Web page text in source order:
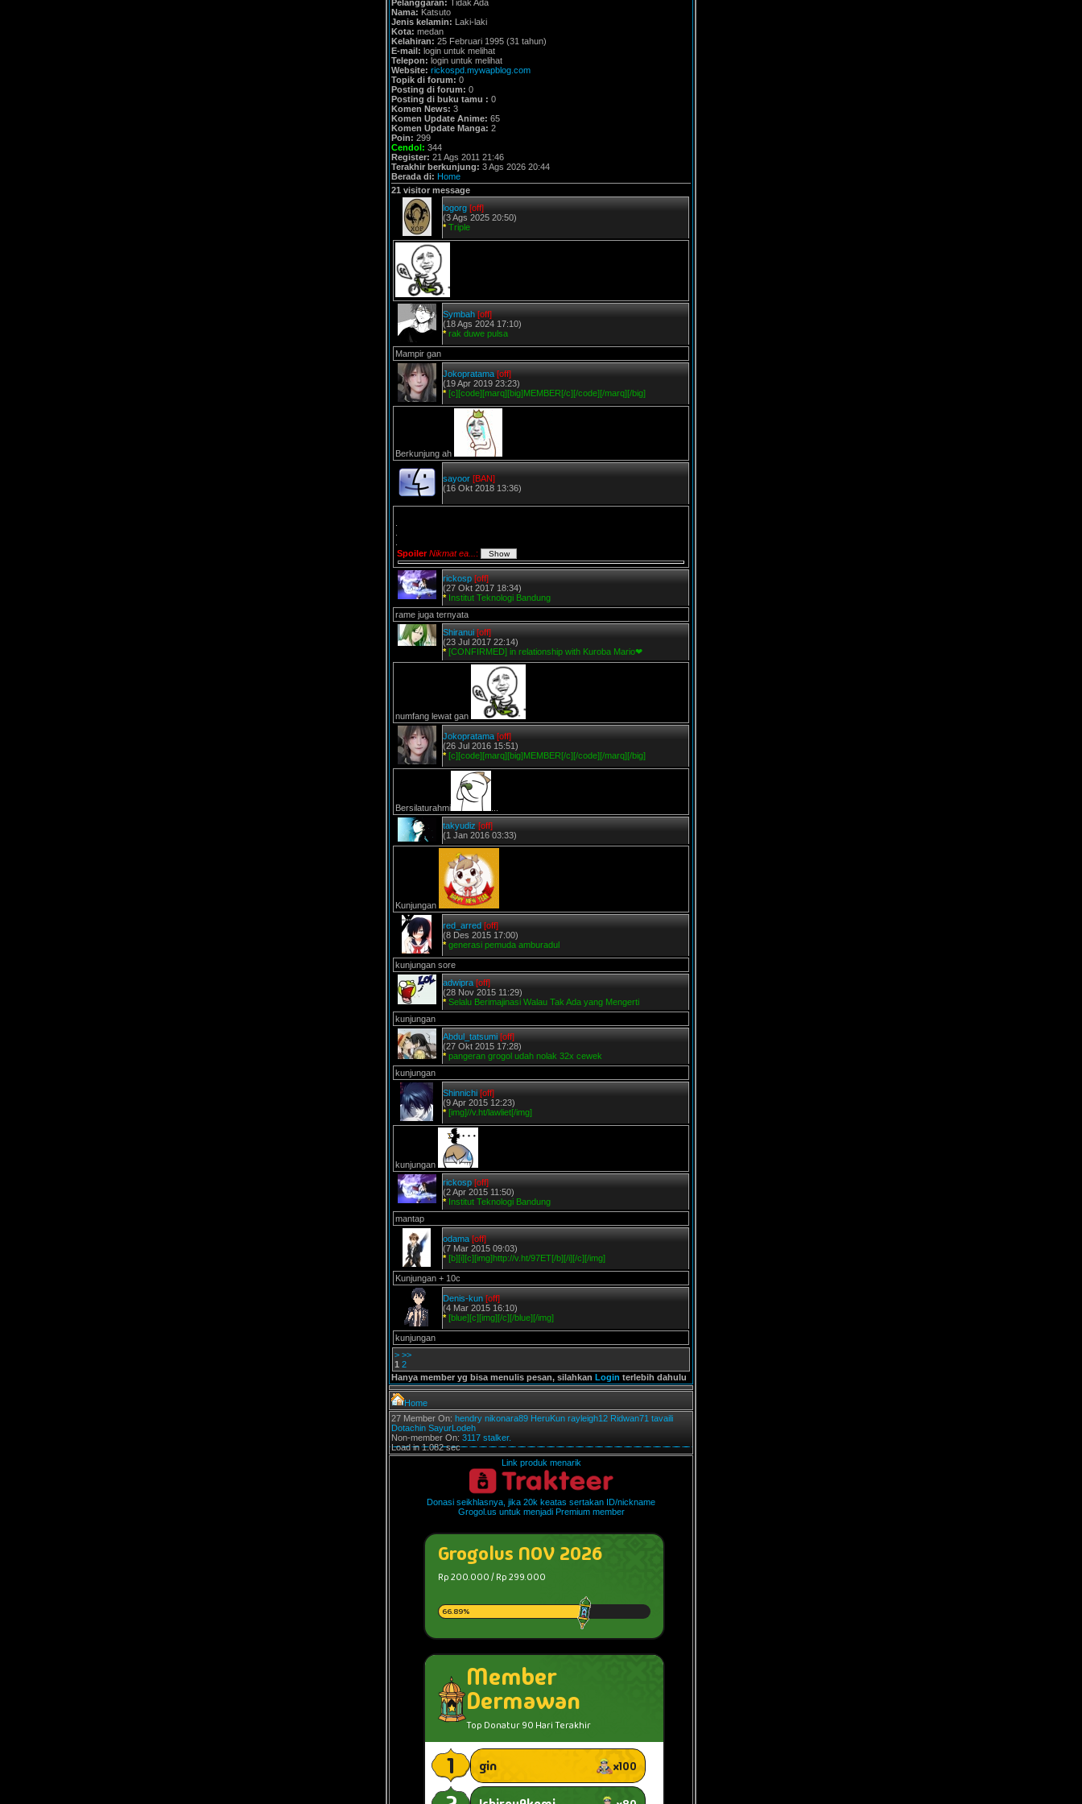
Pelanggaran: Tidak Ada
Nama: Katsuto
Jenis kelamin: Laki-laki
Kota: medan
Kelahiran: 25 Februari 1995 (31 tahun)
E-mail: login untuk melihat
Telepon: login untuk melihat
Website: rickospd.mywapblog.com
Topik di forum: 0
Posting di forum: 0
Posting di buku tamu : 0
Komen News: 3
Komen Update Anime: 65
Komen Update Manga: 2
Poin: 299
Cendol: 344
Register: 21 Ags 2011 21:46
Terakhir berkunjung: 3 Ags 2026 20:44
Berada di: Home
21 visitor message
logorg [off]
(3 Ags 2025 20:50)
* Triple
Symbah [off]
(18 Ags 2024 17:10)
* rak duwe pulsa
Mampir gan
Jokopratama [off]
(19 Apr 2019 23:23)
* [c][code][marq][big]MEMBER[/c][/code][/marq][/big]
Berkunjung ah
sayoor [BAN]
(16 Okt 2018 13:36)
Spoiler Nikmat ea... :
rickosp [off]
(27 Okt 2017 18:34)
* Institut Teknologi Bandung
rame juga ternyata
Shiranui [off]
(23 Jul 2017 22:14)
* [CONFIRMED] in relationship with Kuroba Mario❤
numfang lewat gan
Jokopratama [off]
(26 Jul 2016 15:51)
* [c][code][marq][big]MEMBER[/c][/code][/marq][/big]
Bersilaturahmi
takyudiz [off]
(1 Jan 2016 03:33)
Kunjungan
red_arred [off]
(8 Des 2015 17:00)
* generasi pemuda amburadul
kunjungan sore
adwipra [off]
(28 Nov 2015 11:29)
* Selalu Berimajinasi Walau Tak Ada yang Mengerti
kunjungan
Abdul_tatsumi [off]
(27 Okt 2015 17:28)
* pangeran grogol udah nolak 32x cewek
kunjungan
Shinnichi [off]
(9 Apr 2015 12:23)
* [img]//v.ht/lawliet[/img]
kunjungan
rickosp [off]
(2 Apr 2015 11:50)
* Institut Teknologi Bandung
mantap
odama [off]
(7 Mar 2015 09:03)
* [b][i][c][img]http://v.ht/97ET[/b][/i][/c][/img]
Kunjungan + 10c
Denis-kun [off]
(4 Mar 2015 16:10)
* [blue][c][img][/c][/blue][/img]
kunjungan
> >>
1 2
Hanya member yg bisa menulis pesan, silahkan Login terlebih dahulu
Home
27 Member On: hendry nikonara89 HeruKun rayleigh12 Ridwan71 tavaili
Dotachin SayurLodeh
Non-member On: 3117 stalker.
Load in 1.082 sec
Link produk menarik
Donasi seikhlasnya, jika 20k keatas sertakan ID/nickname
Grogol.us untuk menjadi Premium member